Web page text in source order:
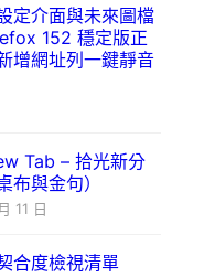
定介面與未來圖檔
152 穩定版正
增網址列一鍵靜音
Tab – 拾光新分
布與金句）
11 日
合度檢視清單